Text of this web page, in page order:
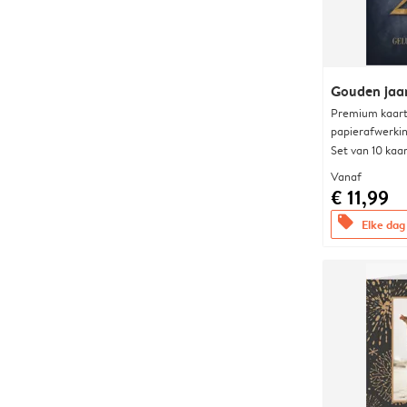
Gouden
Premium
Set van 10
Vanaf
€ 11,99
offers Elke